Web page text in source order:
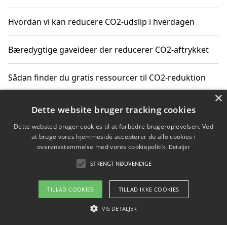
Hvordan vi kan reducere CO2-udslip i hverdagen
Bæredygtige gaveideer der reducerer CO2-aftrykket
Sådan finder du gratis ressourcer til CO2-reduktion
Hvordan gadgets til hjemmet kan reducere CO2-udslip
Copyright 2026 - Pilanto Aps
Om / kontakt
Blog Betingelser
×
Dette website bruger tracking cookies
Dette websted bruger cookies til at forbedre brugeroplevelsen. Ved
at bruge vores hjemmeside accepterer du alle cookies i
overensstemmelse med vores cookiepolitik. Detaljer
STRENGT NØDVENDIGE
TILLAD COOKIES TILLAD IKKE COOKIES
VIS DETALJER